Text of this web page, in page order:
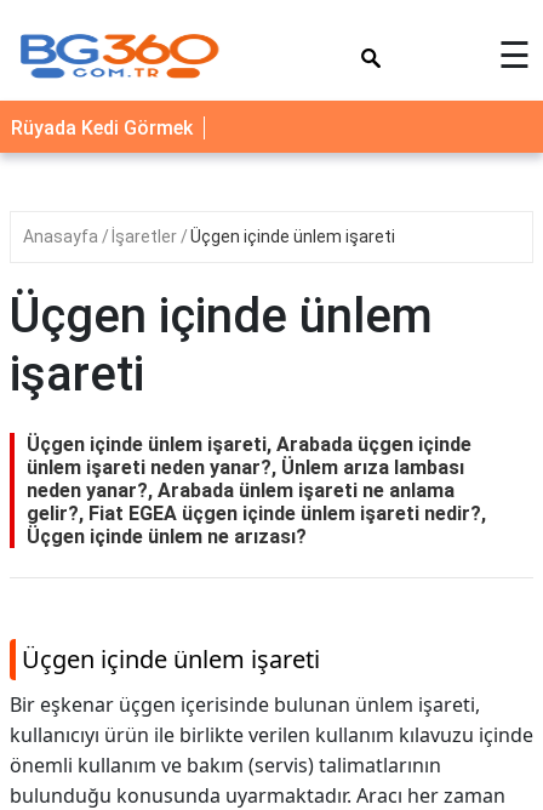
YEMEK
TARİFLERİ
SAĞLIK
İLETİŞİM
☰
Rüyada Kedi Görmek
Anasayfa İşaretler Üçgen içinde ünlem işareti
Üçgen içinde ünlem
işareti
Üçgen içinde ünlem işareti, Arabada üçgen içinde
ünlem işareti neden yanar?, Ünlem arıza lambası
neden yanar?, Arabada ünlem işareti ne anlama
gelir?, Fiat EGEA üçgen içinde ünlem işareti nedir?,
Üçgen içinde ünlem ne arızası?
Üçgen içinde ünlem işareti
Bir eşkenar üçgen içerisinde bulunan ünlem işareti,
kullanıcıyı ürün ile birlikte verilen kullanım kılavuzu içinde
önemli kullanım ve bakım (servis) talimatlarının
bulunduğu konusunda uyarmaktadır. Aracı her zaman